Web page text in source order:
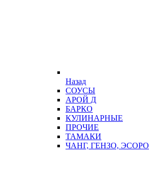
Назад
СОУСЫ
АРОЙ Д
БАРКО
КУЛИНАРНЫЕ
ПРОЧИЕ
ТАМАКИ
ЧАНГ, ГЕНЗО, ЭСОРО